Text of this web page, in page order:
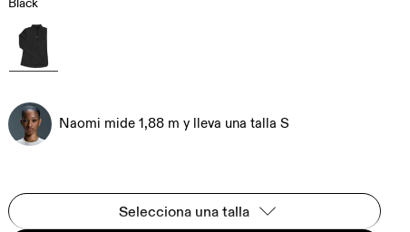
Black
Naomi mide 1,88 m y lleva una talla S
Selecciona una talla